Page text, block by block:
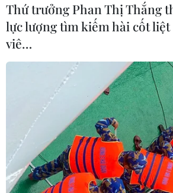
Tìm bị hại liên quan vụ lừa
Thứ trưởng Phan Thị Thắng
lực lượng tìm kiếm hài cốt liệt
viê…